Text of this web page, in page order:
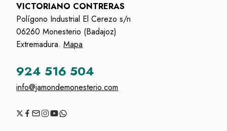
VICTORIANO CONTRERAS
Polígono Industrial El Cerezo s/n
06260 Monesterio (Badajoz)
Extremadura.Mapa
924 516 504
info@jamondemonesterio.com